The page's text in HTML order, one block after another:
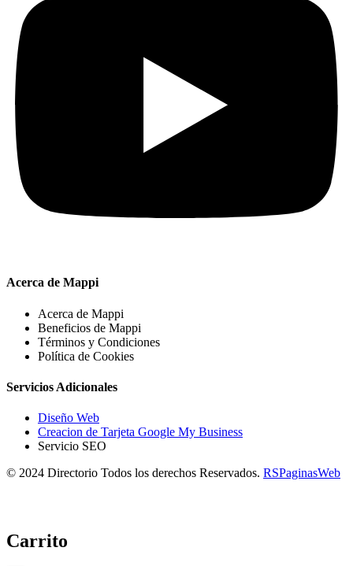
Acerca de Mappi
Acerca de Mappi
Beneficios de Mappi
Términos y Condiciones
Política de Cookies
Servicios Adicionales
Diseño Web
Creacion de Tarjeta Google My Business
Servicio SEO
© 2024 Directorio Todos los derechos Reservados. RSPaginasWeb
Carrito